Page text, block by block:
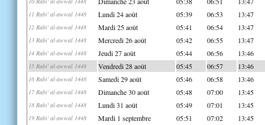
11 Rabi' al-awwal 1448 Lundi 24 août 05:39 06:53 13:47
12 Rabi' al-awwal 1448 Mardi 25 août 05:41 06:54 13:47
13 Rabi' al-awwal 1448 Mercredi 26 août 05:42 06:55 13:47
14 Rabi' al-awwal 1448 Jeudi 27 août 05:44 06:56 13:46
15 Rabi' al-awwal 1448 Vendredi 28 août 05:45 06:57 13:46
16 Rabi' al-awwal 1448 Samedi 29 août 05:46 06:58 13:46
17 Rabi' al-awwal 1448 Dimanche 30 août 05:48 07:00 13:45
18 Rabi' al-awwal 1448 Lundi 31 août 05:49 07:01 13:45
19 Rabi' al-awwal 1448 Mardi 1 septembre 05:51 07:02 13:45